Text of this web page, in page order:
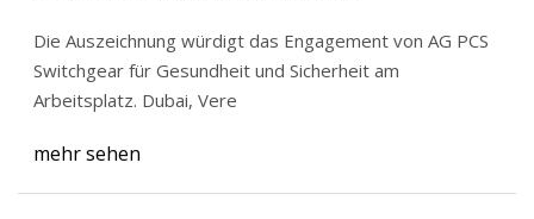
Die Auszeichnung würdigt das Engagement von AG PCS
Switchgear für Gesundheit und Sicherheit am
Arbeitsplatz. Dubai, Vere
mehr sehen